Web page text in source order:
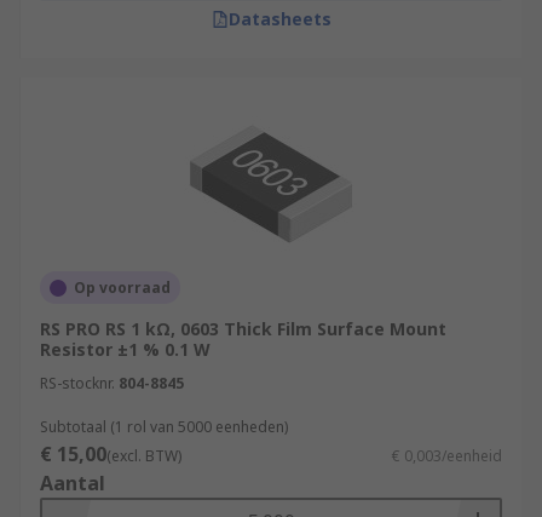
Datasheets
Op voorraad
RS PRO RS 1 kΩ, 0603 Thick Film Surface Mount
Resistor ±1 % 0.1 W
RS-stocknr. 804-8845
Subtotaal (1 rol van 5000 eenheden)
€ 15,00(excl. BTW) € 0,003/eenheid
Aantal